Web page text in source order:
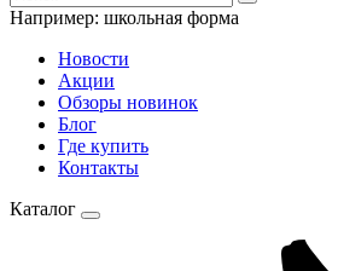
Например: школьная форма
Новости
Акции
Обзоры новинок
Блог
Где купить
Контакты
Каталог